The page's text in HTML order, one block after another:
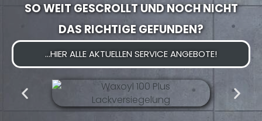
SO WEIT GESCROLLT UND NOCH NICHT
DAS RICHTIGE GEFUNDEN?
...HIER ALLE AKTUELLEN SERVICE ANGEBOTE!